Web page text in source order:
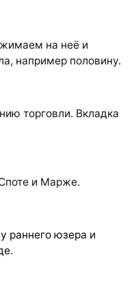
на неё и
например половину.
торговли. Вкладка
и Марже.
раннего юзера и
.